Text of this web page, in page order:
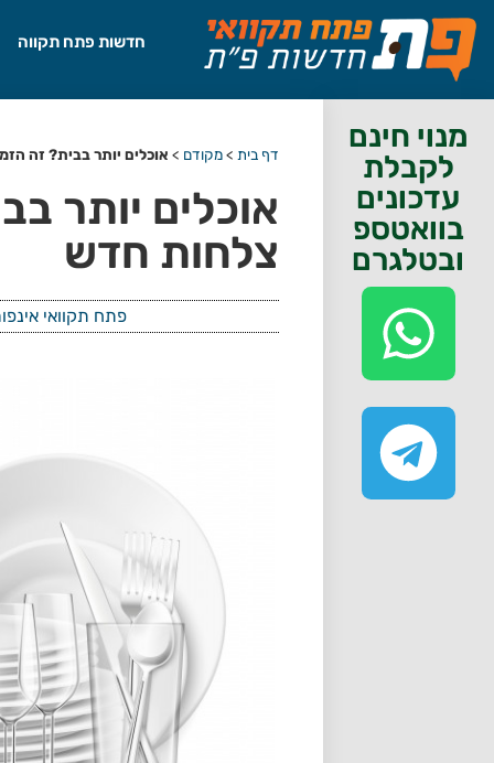
חדשות פתח תקווה
מנוי חינם
לקבלת
עדכונים
בוואטספ
ובטלגרם
דף בית >מקודם > אוכלים יותר בבית? זה
אוכלים יותר
צלחות חדש
פתח תקוואי